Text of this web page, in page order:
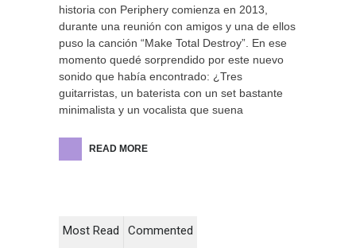
historia con Periphery comienza en 2013,
durante una reunión con amigos y una de ellos
puso la canción “Make Total Destroy”. En ese
momento quedé sorprendido por este nuevo
sonido que había encontrado: ¿Tres
guitarristas, un baterista con un set bastante
minimalista y un vocalista que suena
READ MORE
Most Read Commented